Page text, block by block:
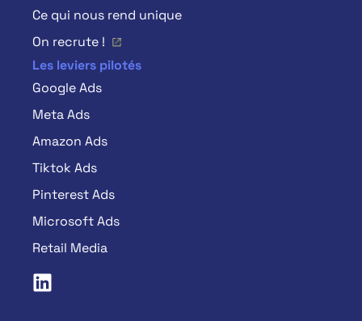
Ce qui nous rend unique
On recrute !
Les leviers pilotés
Google Ads
Meta Ads
Amazon Ads
Tiktok Ads
Pinterest Ads
Microsoft Ads
Retail Media